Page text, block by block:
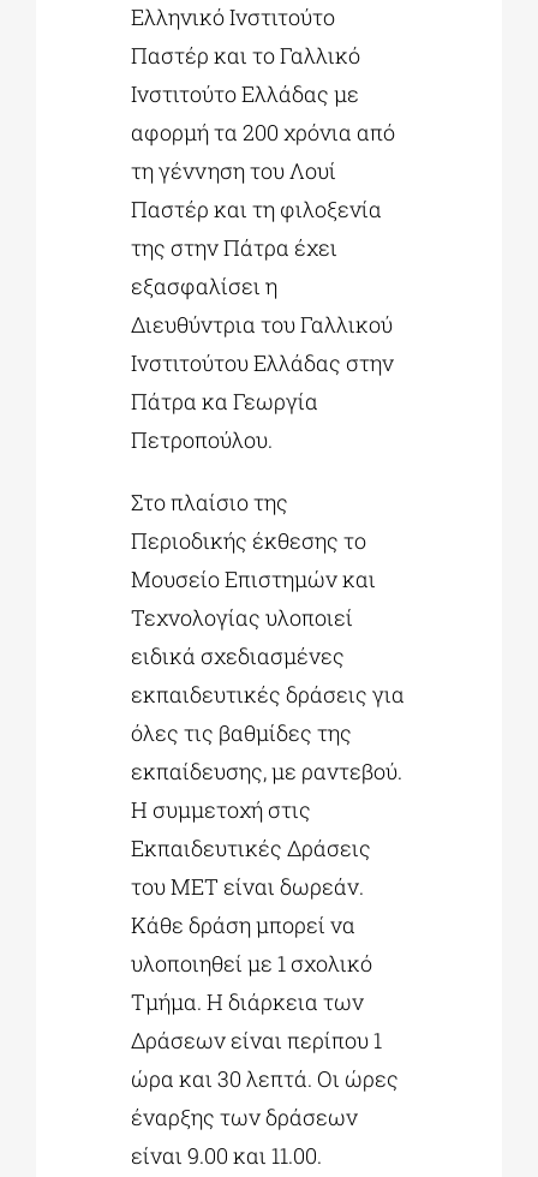
Ελληνικό Ινστιτούτο
Παστέρ και το Γαλλικό
Ινστιτούτο Ελλάδας με
αφορμή τα 200 χρόνια από
τη γέννηση του Λουί
Παστέρ και τη φιλοξενία
της στην Πάτρα έχει
εξασφαλίσει η
Διευθύντρια του Γαλλικού
Ινστιτούτου Ελλάδας στην
Πάτρα κα Γεωργία
Πετροπούλου.
Στο πλαίσιο της
Περιοδικής έκθεσης το
Μουσείο Επιστημών και
Τεχνολογίας υλοποιεί
ειδικά σχεδιασμένες
εκπαιδευτικές δράσεις για
όλες τις βαθμίδες της
εκπαίδευσης, με ραντεβού.
Η συμμετοχή στις
Εκπαιδευτικές Δράσεις
του ΜΕΤ είναι δωρεάν.
Κάθε δράση μπορεί να
υλοποιηθεί με 1 σχολικό
Τμήμα. Η διάρκεια των
Δράσεων είναι περίπου 1
ώρα και 30 λεπτά. Οι ώρες
έναρξης των δράσεων
είναι 9.00 και 11.00.